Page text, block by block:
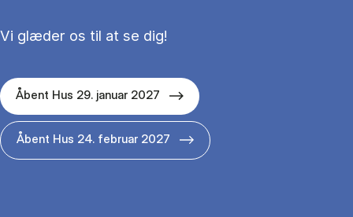
Vi glæder os til at se dig!
Åbent Hus 29. januar 2027
Åbent Hus 24. februar 2027